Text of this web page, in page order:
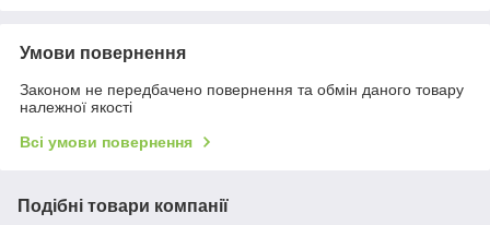
Умови повернення
Законом не передбачено повернення та обмін даного товару
належної якості
Всі умови повернення
Подібні товари компанії